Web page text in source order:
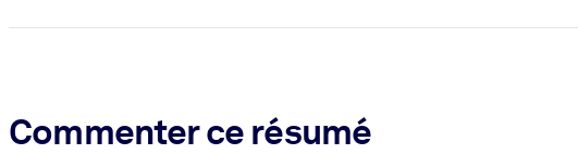
Commenter ce résumé